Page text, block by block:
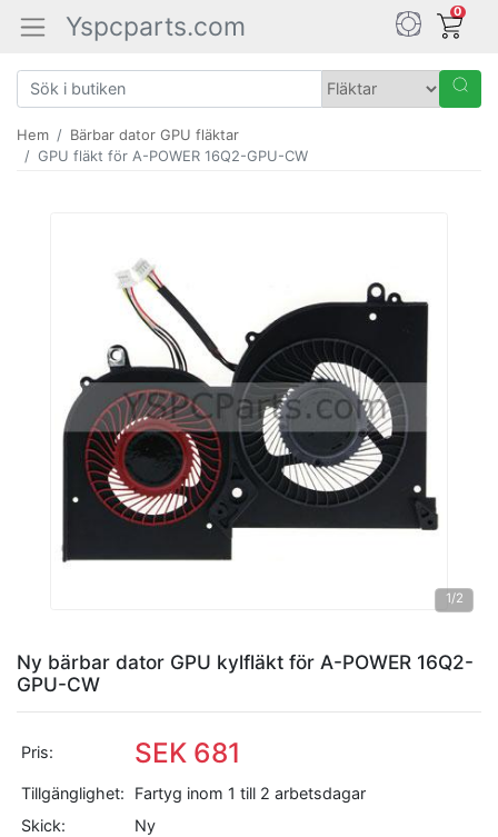
Yspcparts.com 0
Hem
Bärbar dator GPU fläktar
GPU fläkt för A-POWER 16Q2-GPU-CW
1/2
Ny bärbar dator GPU kylfläkt för A-POWER 16Q2-
GPU-CW
Pris: SEK 681
Tillgänglighet:
Fartyg inom 1 till 2 arbetsdagar
Skick:
Ny